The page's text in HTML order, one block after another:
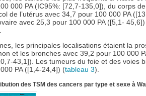
000 PA (IC95%: [72,7-135,0]), du corps
de l’utérus avec 34,7 pour 100 000 PA
avec 25,3 pour 100 000 PA ([5,1-
les principales localisations étaient la
et les bronches avec 39,2 pour 100 000
43,1]). Les tumeurs du foie et des voies
PA ([1,4-24,4]) (tableau 3).
des TSM des cancers par type et sexe à